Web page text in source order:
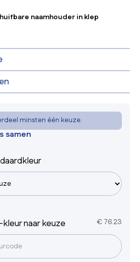
naamhouder in klep
minsten één keuze.
samen
naar keuze
€ 76.23